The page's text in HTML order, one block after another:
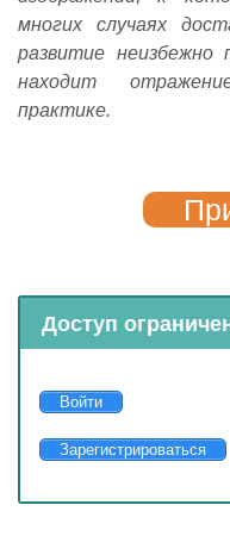
многих случаях
развитие неизбежно
находит
практике.
Доступ
Войти
Зарегистрироваться